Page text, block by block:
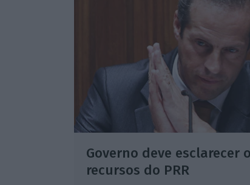
Governo deve esclarecer
recursos do PRR